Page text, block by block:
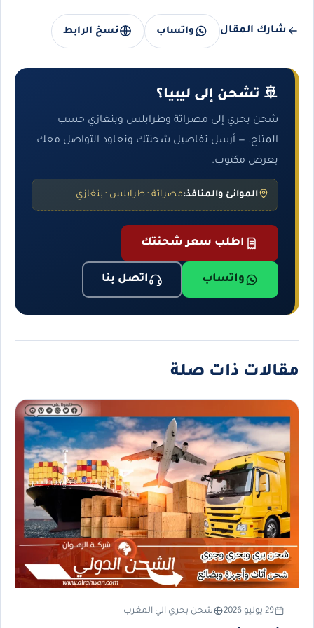
شارك المقال واتساب نسخ الرابط
🚢 تشحن إلى ليبيا؟
شحن بحري إلى مصراتة وطرابلس وبنغازي حسب
المتاح. — أرسل تفاصيل شحنتك ونعاود التواصل معك
بعرض مكتوب.
الموانئ والمنافذ:مصراتة · طرابلس · بنغازي
اطلب سعر شحنتك
واتساب اتصل بنا
مقالات ذات صلة
29 يوليو 2026 شحن بحري الي المغرب